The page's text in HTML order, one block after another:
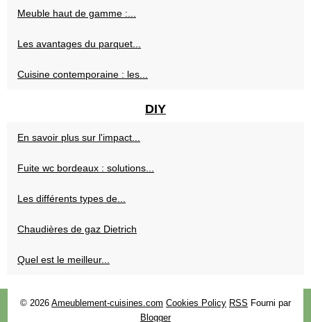
Meuble haut de gamme :...
Les avantages du parquet...
Cuisine contemporaine : les...
DIY
En savoir plus sur l'impact...
Fuite wc bordeaux : solutions...
Les différents types de...
Chaudières de gaz Dietrich
Quel est le meilleur...
© 2026 Ameublement-cuisines.com Cookies Policy RSS Fourni par
Blogger